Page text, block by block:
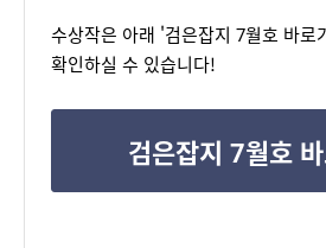
수상작은 아래 '검은잡지 7월호 바로
확인하실 수 있습니다!
검은잡지 7월호